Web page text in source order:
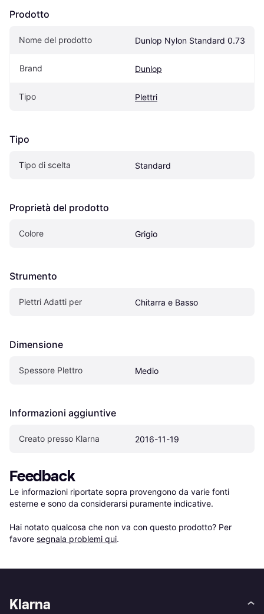
Prodotto
Nome del prodotto Dunlop Nylon Standard 0.73
Brand Dunlop
Tipo Plettri
Tipo
Tipo di scelta Standard
Proprietà del prodotto
Colore Grigio
Strumento
Plettri Adatti per Chitarra e Basso
Dimensione
Spessore Plettro Medio
Informazioni aggiuntive
Creato presso Klarna 2016-11-19
Feedback
Le informazioni riportate sopra provengono da varie fonti
esterne e sono da considerarsi puramente indicative.
Hai notato qualcosa che non va con questo prodotto? Per
favore segnala problemi qui.
Klarna